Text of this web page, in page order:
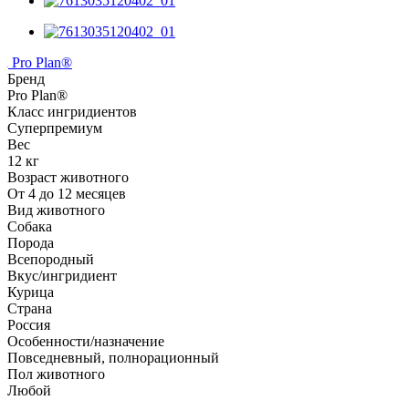
Pro Plan®
Бренд
Pro Plan®
Класс ингридиентов
Суперпремиум
Вес
12 кг
Возраст животного
От 4 до 12 месяцев
Вид животного
Собака
Порода
Всепородный
Вкус/ингридиент
Курица
Страна
Россия
Особенности/назначение
Повседневный, полнорационный
Пол животного
Любой